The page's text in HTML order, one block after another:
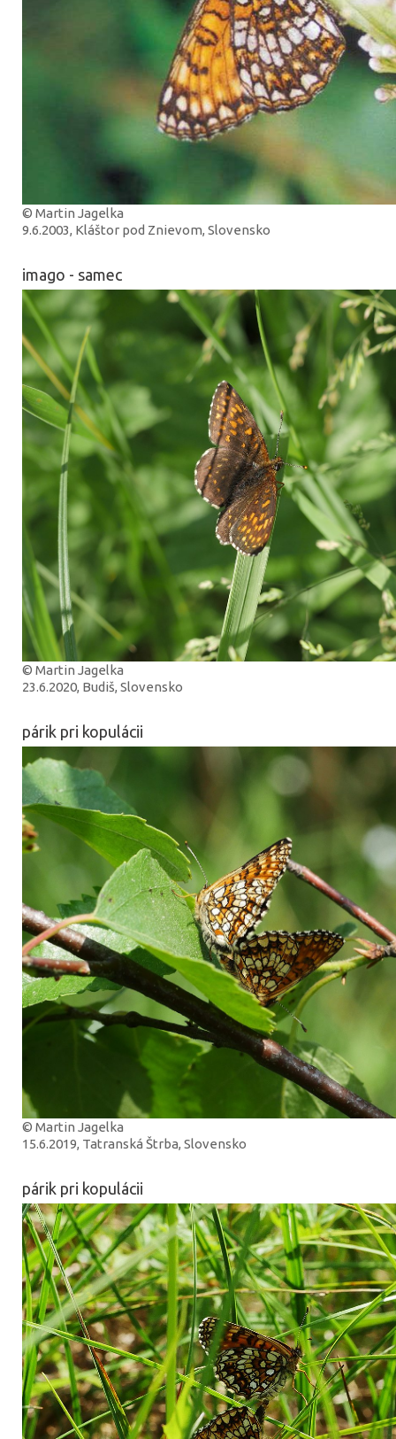
© Martin Jagelka
9.6.2003, Kláštor pod Znievom, Slovensko
imago - samec
© Martin Jagelka
23.6.2020, Budiš, Slovensko
párik pri kopulácii
© Martin Jagelka
15.6.2019, Tatranská Štrba, Slovensko
párik pri kopulácii